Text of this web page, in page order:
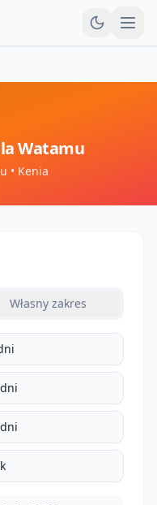
Watamu
• Kenia
Własny zakres